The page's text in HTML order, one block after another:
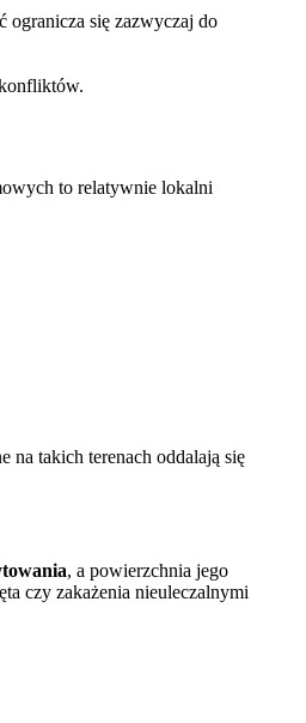
ogranicza się zazwyczaj do
to relatywnie lokalni
na takich terenach oddalają się
, a powierzchnia jego
czy zakażenia nieuleczalnymi